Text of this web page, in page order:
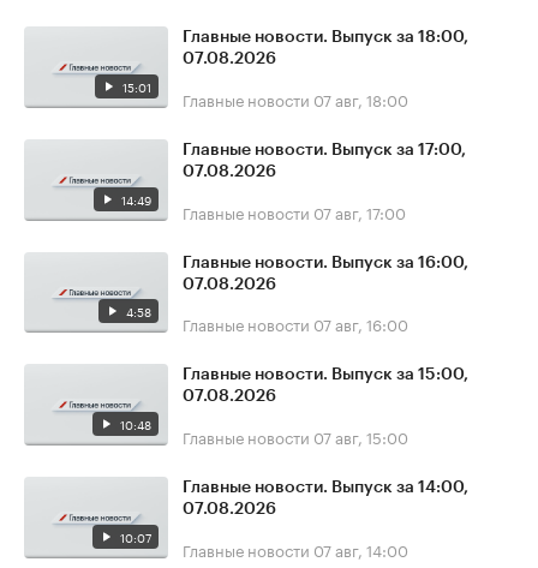
15:01
Главные новости. Выпуск за 18:00,
07.08.2026
Главные новости 07 авг, 18:00
14:49
Главные новости. Выпуск за 17:00,
07.08.2026
Главные новости 07 авг, 17:00
4:58
Главные новости. Выпуск за 16:00,
07.08.2026
Главные новости 07 авг, 16:00
10:48
Главные новости. Выпуск за 15:00,
07.08.2026
Главные новости 07 авг, 15:00
10:07
Главные новости. Выпуск за 14:00,
07.08.2026
Главные новости 07 авг, 14:00